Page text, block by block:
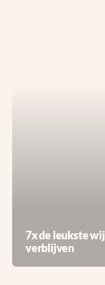
7x de leukste
verblijven